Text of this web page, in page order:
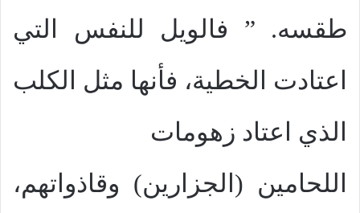
طقسه. ” فالويل للنفس التي
اعتادت الخطية، فأنها مثل الكلب
الذي اعتاد زهومات
اللحامين (الجزارين) وقاذواتهم،